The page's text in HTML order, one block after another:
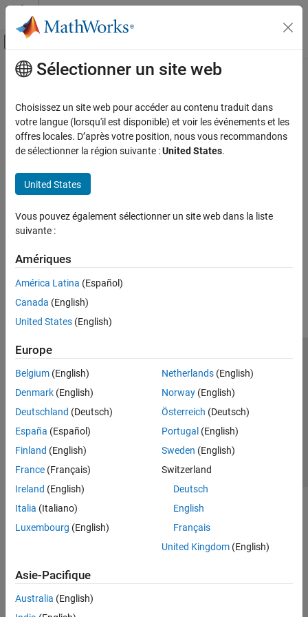
Passer au contenu
Activer/désactiver l'affichage du menu
Accueil de la documentation
Contenu principal
How useful was this information?
Sélectionner un site web
Choisissez un site web pour accéder au contenu traduit dans
votre langue (lorsqu'il est disponible) et voir les événements et les
offres locales. D’après votre position, nous vous recommandons
de sélectionner la région suivante :United States.
United States
Vous pouvez également sélectionner un site web dans la liste
suivante :
Amériques
América Latina (Español)
Canada (English)
United States (English)
Europe
Belgium (English)
Denmark (English)
Deutschland (Deutsch)
España (Español)
Finland (English)
France (Français)
Ireland (English)
Italia (Italiano)
Luxembourg (English)
Netherlands(English)
Norway(English)
Österreich (Deutsch)
Portugal (English)
Sweden (English)
Switzerland
Deutsch
English
Français
United Kingdom(English)
Asie-Pacifique
Australia (English)
Lutte anti-piratage
Contacts locaux
© 1994-2026 The MathWorks, Inc.